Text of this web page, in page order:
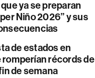
ya se preparan
Niño 2026” y sus
de estados en
romperían récords de
de semana